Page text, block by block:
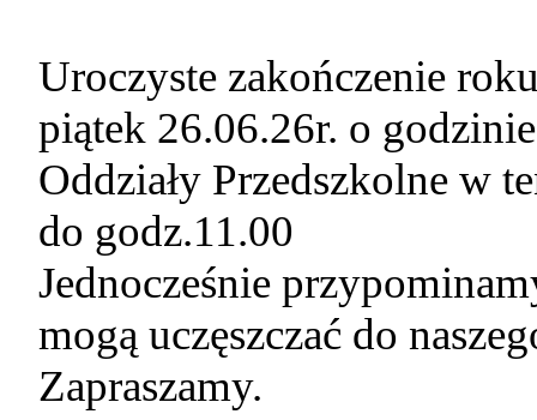
Uroczyste zakończenie
piątek 26.06.26r. o
Oddziały Przedszkolne w
do godz.11.00
Jednocześnie
mogą uczęszczać do
Zapraszamy.